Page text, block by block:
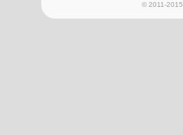
© 2011-2015